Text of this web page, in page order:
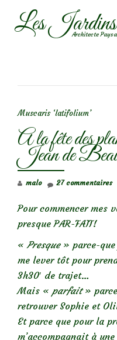
AllerLes Architecte
Muscaris ‘latifolium’
A la fête des
Jean de
malo 27 commentaires
Pour commencer mes
presque PAR-FAIT!
«Presque» parce-que
me lever tôt pour
3h30′ de trajet…
Mais « parfait»
retrouver Sophie et
Et parce que pour la
m’accompagnait à